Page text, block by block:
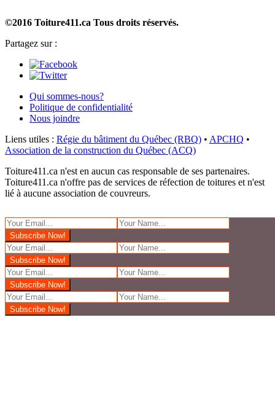
©2016 Toiture411.ca Tous droits réservés.
Partagez sur :
Qui sommes-nous?
Politique de confidentialité
Nous joindre
Liens utiles : Régie du bâtiment du Québec (RBQ) • APCHQ •
Association de la construction du Québec (ACQ)
Toiture411.ca n'est en aucun cas responsable de ses partenaires.
Toiture411.ca n'offre pas de services de réfection de toitures et n'est
lié à aucune association de couvreurs.